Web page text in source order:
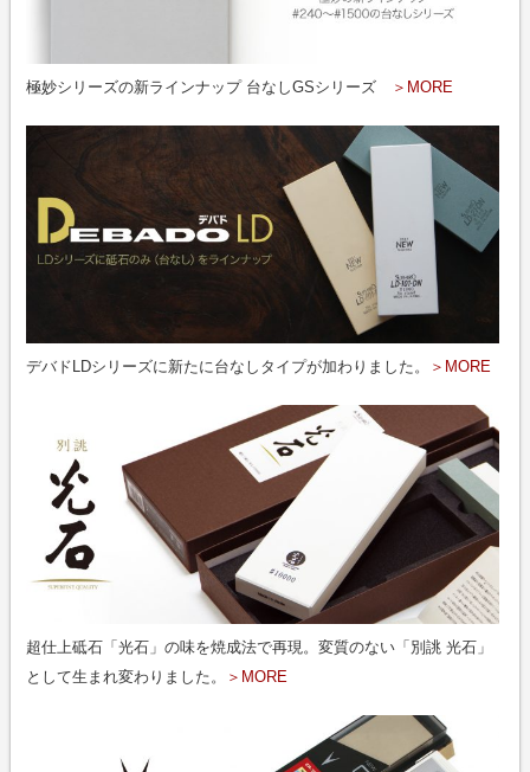
極妙シリーズの新ラインナップ 台なしGSシリーズ ＞MORE
デバドLDシリーズに新たに台なしタイプが加わりました。 ＞MORE
超仕上砥石「光石」の味を焼成法で再現。変質のない「別誂 光石」
として生まれ変わりました。
＞MORE